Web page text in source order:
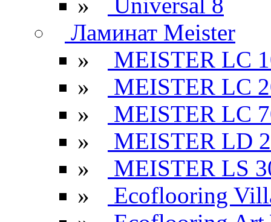
»
Universal 8
Ламинат Meister
»
MEISTER LC
»
MEISTER LC
»
MEISTER LC
»
MEISTER LD
»
MEISTER LS
»
Ecoflooring